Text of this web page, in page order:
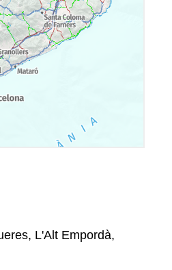
L'Alt Empordà,